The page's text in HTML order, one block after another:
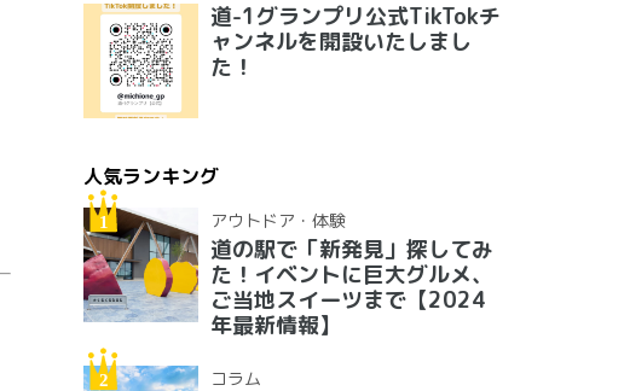
道-1グランプリ公式TikTokチ
ャンネルを開設いたしまし
た！
人気ランキング
アウトドア・体験
道の駅で「新発見」探してみ
た！イベントに巨大グルメ、
ご当地スイーツまで【2024
年最新情報】
コラム